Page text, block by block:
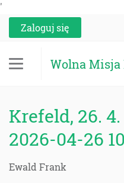
'
Zaloguj się
Wolna Misja
Krefeld, 26.
2026-04-26
Ewald Frank